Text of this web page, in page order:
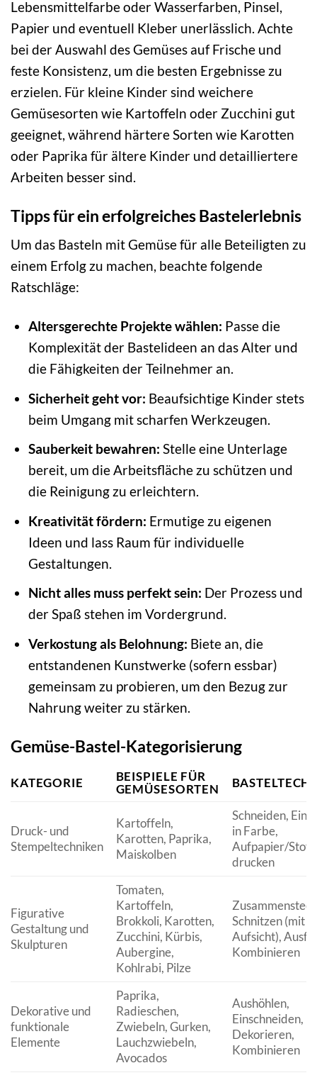
Lebensmittelfarbe oder Wasserfarben, Pinsel,
Papier und eventuell Kleber unerlässlich. Achte
bei der Auswahl des Gemüses auf Frische und
feste Konsistenz, um die besten Ergebnisse zu
erzielen. Für kleine Kinder sind weichere
Gemüsesorten wie Kartoffeln oder Zucchini gut
geeignet, während härtere Sorten wie Karotten
oder Paprika für ältere Kinder und detailliertere
Arbeiten besser sind.
Tipps für ein erfolgreiches Bastelerlebnis
Um das Basteln mit Gemüse für alle Beteiligten zu
einem Erfolg zu machen, beachte folgende
Ratschläge:
Altersgerechte Projekte wählen: Passe die
Komplexität der Bastelideen an das Alter und
die Fähigkeiten der Teilnehmer an.
Sicherheit geht vor: Beaufsichtige Kinder stets
beim Umgang mit scharfen Werkzeugen.
Sauberkeit bewahren: Stelle eine Unterlage
bereit, um die Arbeitsfläche zu schützen und
die Reinigung zu erleichtern.
Kreativität fördern: Ermutige zu eigenen
Ideen und lass Raum für individuelle
Gestaltungen.
Nicht alles muss perfekt sein: Der Prozess und
der Spaß stehen im Vordergrund.
Verkostung als Belohnung: Biete an, die
entstandenen Kunstwerke (sofern essbar)
gemeinsam zu probieren, um den Bezug zur
Nahrung weiter zu stärken.
Gemüse-Bastel-Kategorisierung
KATEGORIE
BEISPIELE FÜR
GEMÜSESORTEN
Druck- und
Stempeltechniken
Kartoffeln,
Karotten, Paprika,
Maiskolben
Schneiden,
in Farbe,
Aufpapier/Stoff
drucken
Figurative
Gestaltung und
Skulpturen
Tomaten,
Kartoffeln,
Brokkoli, Karotten,
Zucchini, Kürbis,
Aubergine,
Kohlrabi, Pilze
Schnitzen (mit
Aufsicht),
Kombinieren
Dekorative und
funktionale
Elemente
Paprika,
Radieschen,
Zwiebeln, Gurken,
Lauchzwiebeln,
Avocados
Aushöhlen,
Einschneiden,
Dekorieren,
Kombinieren